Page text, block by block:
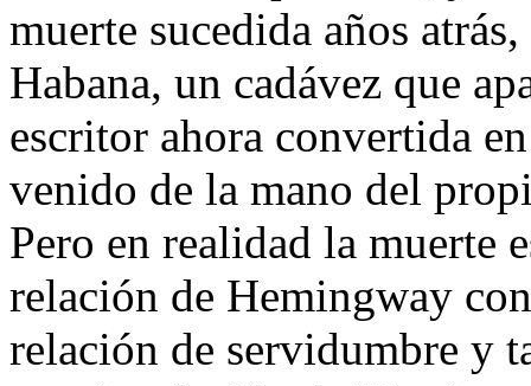
muerte sucedida años
Habana, un cadávez que
escritor ahora convertida
venido de la mano del
Pero en realidad la muerte
relación de Hemingway
relación de servidumbre y